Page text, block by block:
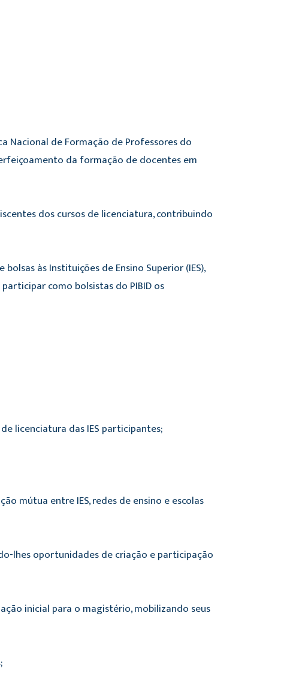
Nacional de Formação de Professores do
da formação de docentes em
dos cursos de licenciatura, contribuindo
às Instituições de Ensino Superior (IES),
como bolsistas do PIBID os
licenciatura das IES participantes;
mútua entre IES, redes de ensino e escolas
lhes oportunidades de criação e participação
inicial para o magistério, mobilizando seus